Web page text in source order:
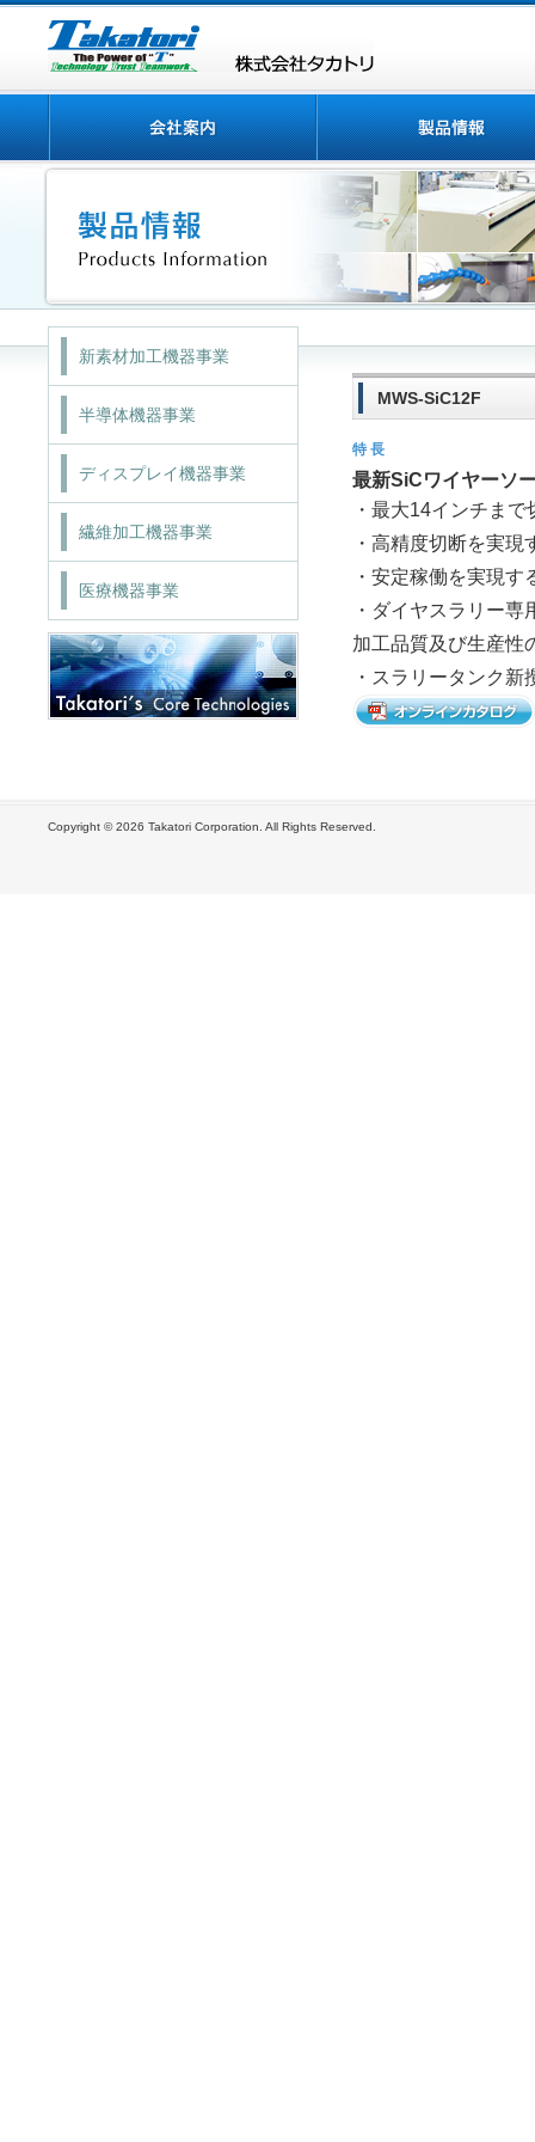
MWS-SiC12F
特 長
最新SiCワイヤーソ
・最大14インチまで
・高精度切断を実現
・安定稼働を実現す
・ダイヤスラリー
加工品質及び生産性
・スラリータンク新
新素材加工機器事業
半導体機器事業
ディスプレイ機器事業
繊維加工機器事業
医療機器事業
Copyright ©2026 Takatori Corporation. All Rights Reserved.